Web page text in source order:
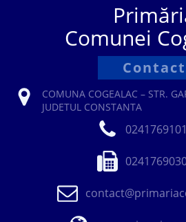
Comunei
Contact
COMUNA COGEALAC – STR.
JUDETUL CONSTANTA
0241769101